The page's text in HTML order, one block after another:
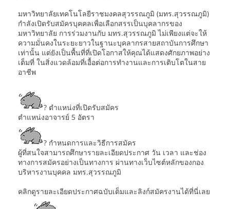
มหาวิทยาลัยเทคโนโลยีราชมงคลสุวรรณภูมิ (มทร.สุวรรณภูมิ)
กำลังเปิดรับสมัครบุคคลเพื่อเลือกสรรเป็นบุคลากรของ
มหาวิทยาลัย การร่วมงานกับ มทร.สุวรรณภูมิ ไม่เพียงแต่จะให้
ความมั่นคงในระยะยาวในฐานะบุคลากรสายสถาบันการศึกษา
เท่านั้น แต่ยังเป็นพื้นที่ที่เปิดโอกาสให้คุณได้แสดงศักยภาพอย่าง
เต็มที่ ในสิ่งแวดล้อมที่เอื้อต่อการทำงานและการเติบโตในสาย
อาชีพ
? ตำแหน่งที่เปิดรับสมัคร
ตำแหน่งอาจารย์ 5 อัตรา
? กำหนดการและวิธีการสมัคร
ผู้ที่สนใจสามารถศึกษารายละเอียดประกาศ วัน เวลา และช่อง
ทางการสมัครอย่างเป็นทางการ ผ่านทางเว็บไซต์หลักของกอง
บริหารงานบุคคล มทร.สุวรรณภูมิ
คลิกดูรายละเอียดประกาศฉบับเต็มและลิงก์สมัครงานได้ที่นี่เลย